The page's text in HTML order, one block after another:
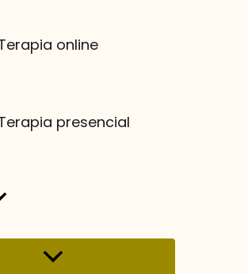
online
presencial
de
este blog de psicología encontrarás